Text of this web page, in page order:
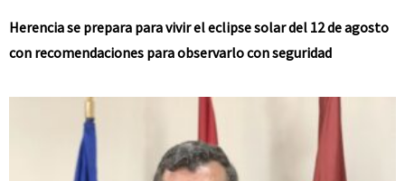
Herencia se prepara para vivir el eclipse solar del 12 de agosto
con recomendaciones para observarlo con seguridad